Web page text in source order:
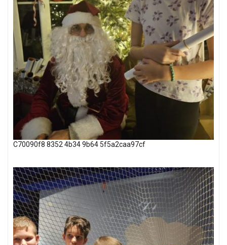
C70090f8 8352 4b34 9b64 5f5a2caa97cf